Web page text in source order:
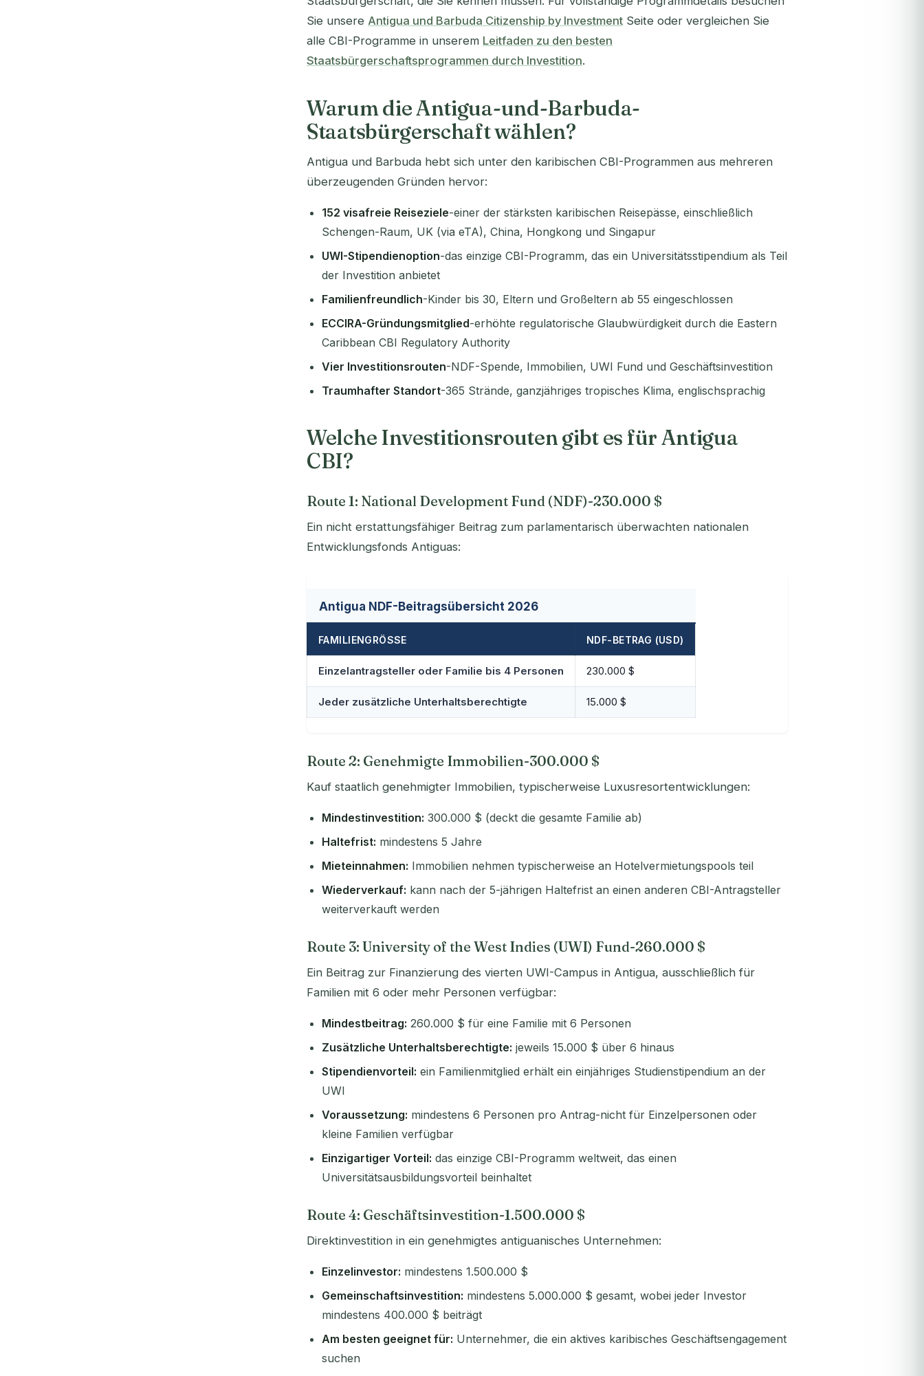
Sie unsere Antigua und Barbuda Citizenship by Investment Seite oder vergleichen Sie
alle CBI-Programme in unserem Leitfaden zu den besten
Staatsbürgerschaftsprogrammen durch Investition.
Warum die Antigua-und-Barbuda-
Staatsbürgerschaft wählen?
Antigua und Barbuda hebt sich unter den karibischen CBI-Programmen aus mehreren
überzeugenden Gründen hervor:
152 visafreie Reiseziele-einer der stärksten karibischen Reisepässe, einschließlich
Schengen-Raum, UK (via eTA), China, Hongkong und Singapur
UWI-Stipendienoption-das einzige CBI-Programm, das ein Universitätsstipendium als Teil
der Investition anbietet
Familienfreundlich-Kinder bis 30, Eltern und Großeltern ab 55 eingeschlossen
ECCIRA-Gründungsmitglied-erhöhte regulatorische Glaubwürdigkeit durch die Eastern
Caribbean CBI Regulatory Authority
Vier Investitionsrouten-NDF-Spende, Immobilien, UWI Fund und Geschäftsinvestition
Traumhafter Standort-365 Strände, ganzjähriges tropisches Klima, englischsprachig
Welche Investitionsrouten gibt es für Antigua
CBI?
Route 1: National Development Fund (NDF)-230.000 $
Ein nicht erstattungsfähiger Beitrag zum parlamentarisch überwachten nationalen
Entwicklungsfonds Antiguas:
Antigua NDF-Beitragsübersicht 2026
FAMILIENGRÖSSE NDF-BETRAG (USD)
Einzelantragsteller oder Familie bis 4 Personen 230.000 $
Jeder zusätzliche Unterhaltsberechtigte 15.000 $
Route 2: Genehmigte Immobilien-300.000 $
Kauf staatlich genehmigter Immobilien, typischerweise Luxusresortentwicklungen:
Mindestinvestition: 300.000 $ (deckt die gesamte Familie ab)
Haltefrist: mindestens 5 Jahre
Mieteinnahmen: Immobilien nehmen typischerweise an Hotelvermietungspools teil
Wiederverkauf: kann nach der 5-jährigen Haltefrist an einen anderen CBI-Antragsteller
weiterverkauft werden
Route 3: University of the West Indies (UWI) Fund-260.000 $
Ein Beitrag zur Finanzierung des vierten UWI-Campus in Antigua, ausschließlich für
Familien mit 6 oder mehr Personen verfügbar:
Mindestbeitrag: 260.000 $ für eine Familie mit 6 Personen
Zusätzliche Unterhaltsberechtigte: jeweils 15.000 $ über 6 hinaus
Stipendienvorteil: ein Familienmitglied erhält ein einjähriges Studienstipendium an der
UWI
Voraussetzung: mindestens 6 Personen pro Antrag-nicht für Einzelpersonen oder
kleine Familien verfügbar
Einzigartiger Vorteil: das einzige CBI-Programm weltweit, das einen
Universitätsausbildungsvorteil beinhaltet
Route 4: Geschäftsinvestition-1.500.000 $
Direktinvestition in ein genehmigtes antiguanisches Unternehmen:
Einzelinvestor: mindestens 1.500.000 $
Gemeinschaftsinvestition: mindestens 5.000.000 $ gesamt, wobei jeder Investor
mindestens 400.000 $ beiträgt
Am besten geeignet für: Unternehmer, die ein aktives karibisches Geschäftsengagement
suchen